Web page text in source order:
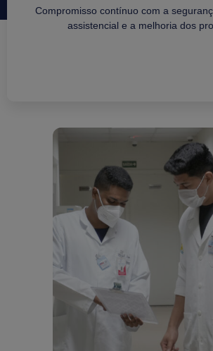
Compromisso contínuo com a
assistencial e a melhoria dos